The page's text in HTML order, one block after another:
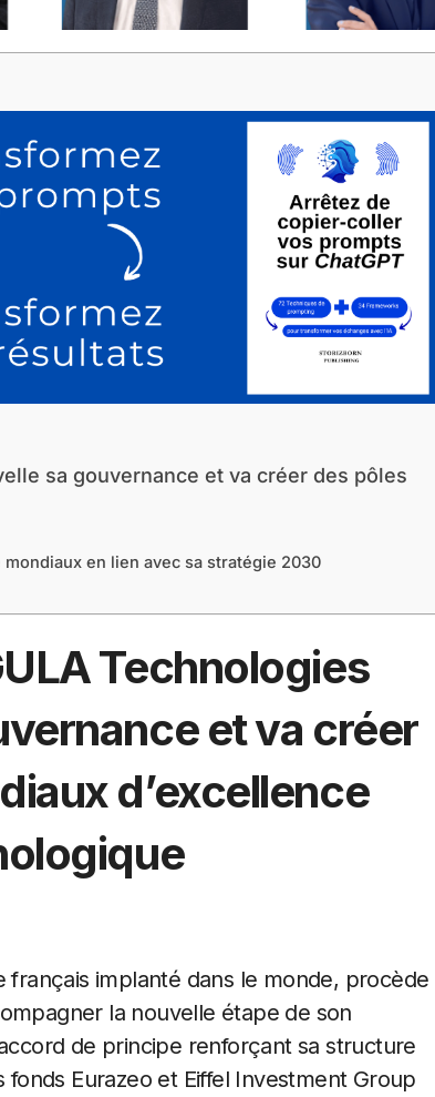
sa gouvernance et va créer des pôles
mondiaux en lien avec sa stratégie 2030
Technologies
et va créer
d’excellence
français implanté dans le monde, procède
la nouvelle étape de son
de principe renforçant sa structure
Eurazeo et Eiffel Investment Group